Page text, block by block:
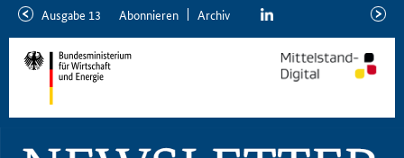
ältereAusgabe 13 Abon­nie­ren Ar­chiv linkedin